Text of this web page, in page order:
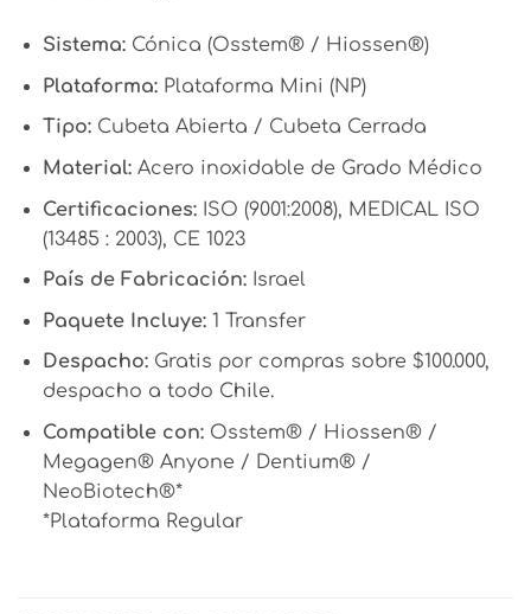
Sistema:Cónica (Osstem® / Hiossen®)
Plataforma:Plataforma Mini (NP)
Tipo:Cubeta Abierta / Cubeta Cerrada
Material:Acero inoxidable de Grado Médico
Certificaciones:ISO (9001:2008), MEDICAL ISO
(13485 : 2003), CE 1023
País de Fabricación:Israel
Paquete Incluye:1 Transfer
Despacho:Gratis por compras sobre $100.000,
despacho a todo Chile.
Compatible con: Osstem® / Hiossen® /
Megagen® Anyone / Dentium® /
NeoBiotech®*
*Plataforma Regular